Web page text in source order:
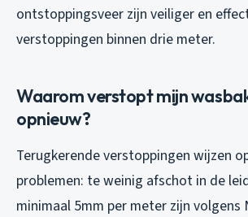
ontstoppingsveer zijn veiliger en
verstoppingen binnen drie meter.
Waarom verstopt mijn
opnieuw?
Terugkerende verstoppingen wijzen
problemen: te weinig afschot in de
minimaal 5mm per meter zijn volgens